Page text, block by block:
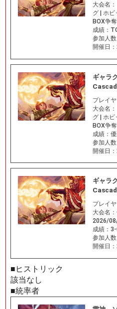
大会名：
グ | ホ
BOX争
成績：
参加人数
開催日：
ギャラ
プレイヤ
大会名：
グ | ホ
BOX争
成績：
参加人数
開催日：
ギャラ
プレイヤ
大会名：
2026/
成績：
参加人数
開催日：
■ヒストリック
該当なし
■統率者